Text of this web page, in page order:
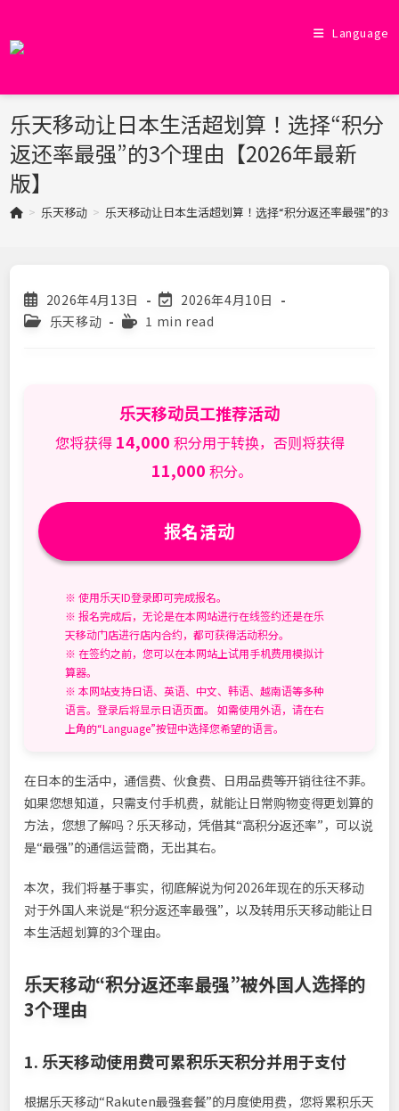
content
Language
乐天移动让日本生活超划算！选择“积分
返还率最强”的3个理由【2026年最新
版】
> 乐天移动 > 乐天移动让日本生活超划算！选择“积分返还率最强”的3
Post
published:
2026年4月13日
Post
last
2026年4月10日
Post乐天移动
Reading
1 min read
乐天移动员工推荐活动
您将获得 14,000 积分用于转换，否则将获得
11,000 积分。
报名活动
※ 使用乐天ID登录即可完成报名。
※ 报名完成后，无论是在本网站进行在线签约还是在乐
天移动门店进行店内合约，都可获得活动积分。
※ 在签约之前，您可以在本网站上试用手机费用模拟计
算器。
※ 本网站支持日语、英语、中文、韩语、越南语等多种
语言。登录后将显示日语页面。 如需使用外语，请在右
上角的“Language”按钮中选择您希望的语言。
在日本的生活中，通信费、伙食费、日用品费等开销往往不菲。
如果您想知道，只需支付手机费，就能让日常购物变得更划算的
方法，您想了解吗？乐天移动，凭借其“高积分返还率”，可以说
是“最强”的通信运营商，无出其右。
本次，我们将基于事实，彻底解说为何2026年现在的乐天移动
对于外国人来说是“积分返还率最强”，以及转用乐天移动能让日
本生活超划算的3个理由。
乐天移动“积分返还率最强”被外国人选择的
3个理由
1. 乐天移动使用费可累积乐天积分并用于支付
根据乐天移动“Rakuten最强套餐”的月度使用费，您将累积乐天